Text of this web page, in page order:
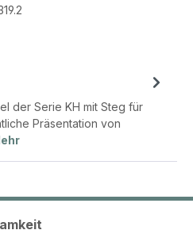
der Serie KH mit Steg für
Präsentation von